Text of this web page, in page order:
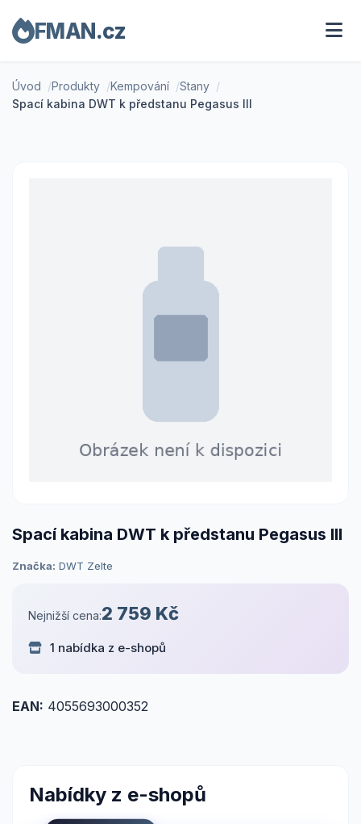
FMAN.cz
Úvod Produkty Kempování
Stany
Spací kabina DWT k předstanu Pegasus III
Spací kabina DWT k předstanu Pegasus III
Značka: DWT Zelte
Nejnižší cena:2 759 Kč
1 nabídka z e-shopů
EAN: 4055693000352
Nabídky z e-shopů